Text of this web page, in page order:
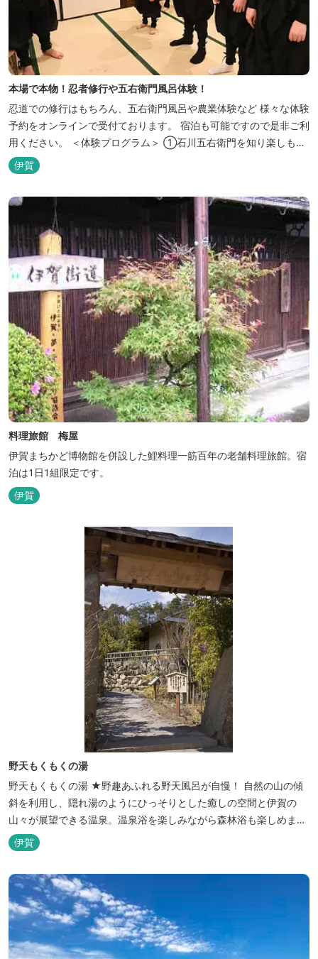
本場で本物！忍者修行や五右衛門風呂体験！
忍道での修行はもちろん、五右衛門風呂や農業体験など 様々な体験
予約をオンラインで受付ております。 宿泊も可能ですので是非ご利
用ください。 ＜体験プログラム＞ ①石川五右衛門を知り楽しも
う！ ②忍者をめざそう！（入門・初級編） ③忍者の基礎体力づく
り！農業体験！ ④忍者の里山散策と忍者修行を楽しもう！（山中
伊賀
料理旅館 梅屋
伊賀まちかど博物館を併設した鯉料理一筋百年の老舗料理旅館。宿
泊は1日1組限定です。
伊賀
野天もくもくの湯
野天もくもくの湯 ★野趣あふれる野天風呂が自慢！ 自然の山の傾
斜を利用し、隠れ湯のようにひっそりとした癒しの空間と伊賀の
山々が展望できる温泉。温泉浴を楽しみながら森林浴も楽しめま
す。一枚岩をくり貫いてつくった湯船もあり、風情ある空間が魅力
です。 ★源泉100％の野天風呂 源泉100％の野天風呂が2つあり、
38度のぬるめの湯と42度の熱めの湯があります。ぬるめの湯はじっ
くりとゆ...
伊賀